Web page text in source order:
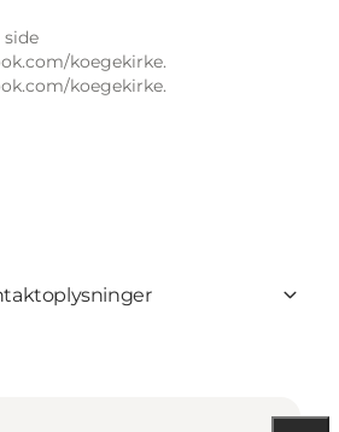
side
koegekirke.
koegekirke.